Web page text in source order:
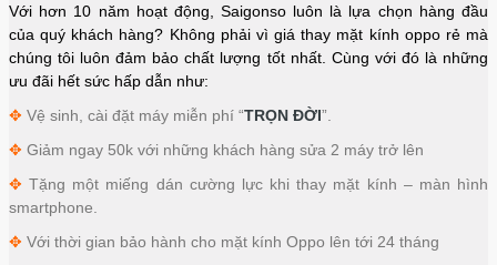
Với hơn 10 năm hoạt động, Saigonso luôn là lựa chọn hàng đầu
của quý khách hàng? Không phải vì giá thay mặt kính oppo rẻ mà
chúng tôi luôn đảm bảo chất lượng tốt nhất. Cùng với đó là những
ưu đãi hết sức hấp dẫn như:
✥ Vệ sinh, cài đặt máy miễn phí “TRỌN ĐỜI”.
✥ Giảm ngay 50k với những khách hàng sửa 2 máy trở lên
✥ Tặng một miếng dán cường lực khi thay mặt kính – màn hình
smartphone.
✥ Với thời gian bảo hành cho mặt kính Oppo lên tới 24 tháng